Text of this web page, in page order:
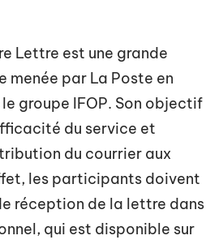
Lettre est une grande
menée par La Poste en
groupe IFOP. Son objectif
du service et
du courrier aux
les participants doivent
réception de la lettre dans
qui est disponible sur